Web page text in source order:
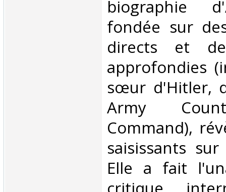
biographie
fondée sur
directs et
approfondies
sœur d'Hitler,
Army
Command),
saisissants
Elle a fait